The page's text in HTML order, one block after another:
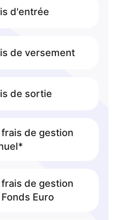
d'entrée
de versement
de sortie
de gestion
de gestion
Euro